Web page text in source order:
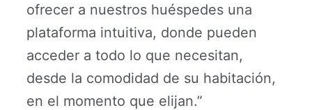
ofrecer a nuestros huéspedes una
plataforma intuitiva, donde pueden
acceder a todo lo que necesitan,
desde la comodidad de su habitación,
en el momento que elijan.”